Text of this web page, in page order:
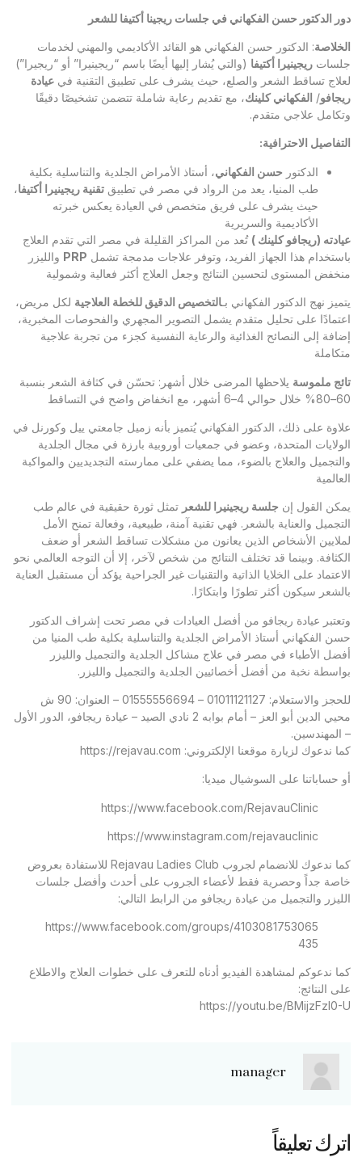
دور الدكتور حسن الفكهاني في جلسات ريجينا أكتيفا للشعر
الخلاصة: الدكتور حسن الفكهاني هو القائد الأكاديمي والمهني لخدمات
جلسات ريجينيرا أكتيفا (والتي يُشار إليها أيضًا باسم “ريجينيرا” أو “ريجيرا”)
لعلاج تساقط الشعر والصلع، حيث يشرف على تطبيق التقنية في عيادة
ريجافو/ الفكهاني كلينك، مع تقديم رعاية شاملة تتضمن تشخيصًا دقيقًا
وتكامل علاجي متقدم.
التفاصيل الاحترافية:
الدكتور حسن الفكهاني، أستاذ الأمراض الجلدية والتناسلية بكلية
طب المنيا، يعد من الرواد في مصر في تطبيق تقنية ريجينيرا أكتيفا،
حيث يشرف على فريق متخصص في العيادة يعكس خبرته
الأكاديمية والسريرية
عيادته (ريجافو كلينك ) تُعد من المراكز القليلة في مصر التي تقدم العلاج
باستخدام هذا الجهاز الفريد، وتوفر علاجات مدمجة تشمل PRP والليزر
منخفض المستوى لتحسين النتائج وجعل العلاج أكثر فعالية وشمولية
يتميز نهج الدكتور الفكهاني بـالتخصيص الدقيق للخطة العلاجية لكل مريض،
اعتمادًا على تحليل متقدم يشمل التصوير المجهري والفحوصات المخبرية،
إضافة إلى النصائح الغذائية والرعاية النفسية كجزء من تجربة علاجية
متكاملة
تائج ملموسة يلاحظها المرضى خلال أشهر: تحسّن في كثافة الشعر بنسبة
60–80% خلال حوالي 4–6 أشهر، مع انخفاض واضح في التساقط
علاوة على ذلك، الدكتور الفكهاني يُتميز بأنه زميل جامعتي ييل وكورنل في
الولايات المتحدة، وعضو في جمعيات أوروبية بارزة في مجال الجلدية
والتجميل والعلاج بالضوء، مما يضفي على ممارسته التجديديين والمواكبة
العالمية
يمكن القول إن جلسة ريجينيرا للشعر تمثل ثورة حقيقية في عالم طب
التجميل والعناية بالشعر. فهي تقنية آمنة، طبيعية، وفعالة تمنح الأمل
لملايين الأشخاص الذين يعانون من مشكلات تساقط الشعر أو ضعف
الكثافة. وبينما قد تختلف النتائج من شخص لآخر، إلا أن التوجه العالمي نحو
الاعتماد على الخلايا الذاتية والتقنيات غير الجراحية يؤكد أن مستقبل العناية
بالشعر سيكون أكثر تطورًا وابتكارًا.
وتعتبر عيادة ريجافو من أفضل العيادات في مصر تحت إشراف الدكتور
حسن الفكهاني أستاذ الأمراض الجلدية والتناسلية بكلية طب المنيا من
أفضل الأطباء في مصر في علاج مشاكل الجلدية والتجميل والليزر
بواسطة نخبة من أفضل أخصائيين الجلدية والتجميل والليزر.
للحجز والاستعلام: 01011121127 – 01555556694 – العنوان: 90 ش
محيي الدين أبو العز – أمام بوابه 2 نادي الصيد – عيادة ريجافو، الدور الأول
– المهندسين.
كما ندعوك لزيارة موقعنا الإلكتروني: https://rejavau.com
أو حساباتنا على السوشيال ميديا:
https://www.facebook.com/RejavauClinic
https://www.instagram.com/rejavauclinic
كما ندعوك للانضمام لجروب Rejavau Ladies Club للاستفادة بعروض
خاصة جداً وحصرية فقط لأعضاء الجروب على أحدث وأفضل جلسات
الليزر والتجميل من عيادة ريجافو من الرابط التالي:
https://www.facebook.com/groups/4103081753065
435
كما ندعوكم لمشاهدة الفيديو أدناه للتعرف على خطوات العلاج والاطلاع
على النتائج:
https://youtu.be/BMijzFzl0-U
manager
اترك تعليقاً